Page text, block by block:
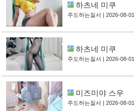
하츠네 미쿠
주도하는질서 | 2026-08-01
하츠네 미쿠
주도하는질서 | 2026-08-01
미즈미야 스우
주도하는질서 | 2026-08-01